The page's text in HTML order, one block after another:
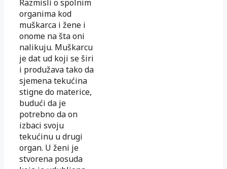
Razmisli o spolnim
organima kod
muškarca i žene i
onome na šta oni
nalikuju. Muškarcu
je dat ud koji se širi
i produžava tako da
sjemena tekućina
stigne do materice,
budući da je
potrebno da on
izbaci svoju
tekućinu u drugi
organ. U ženi je
stvorena posuda